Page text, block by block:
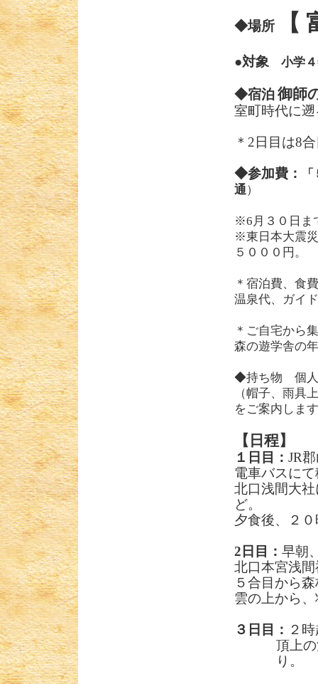
◆場所 【
●対象 小学
◆宿泊御師
室町時代に
＊ 2 日目は8
◆参加費：
通
※6 月３０日
※東日本大震
５０００円。
＊宿泊費、食
温泉代、ガイ
＊ご自宅から
森の遊学舎の
◆持ち物 個人
（帽子、雨具
をご案内しま
【日程】
１日目： JR
電車バスに
北口浅間大
ど。
夕食後、２
2 日目： 早朝
北口本宮浅
５合目から
雲の上から
３日目： ２
頂上
り。